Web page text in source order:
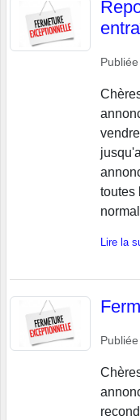
toutes
Lire la